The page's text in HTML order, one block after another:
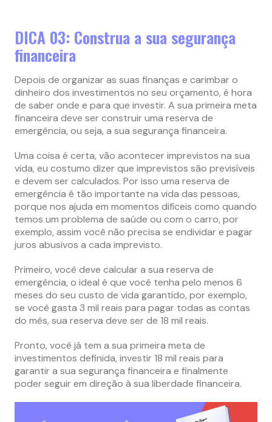
DICA 03: Construa a sua segurança
financeira
Depois de organizar as suas finanças e carimbar o
dinheiro dos investimentos no seu orçamento, é hora
de saber onde e para que investir. A sua primeira meta
financeira deve ser construir uma reserva de
emergência, ou seja, a sua segurança financeira.
Uma coisa é certa, vão acontecer imprevistos na sua
vida, eu costumo dizer que imprevistos são previsíveis
e devem ser calculados. Por isso uma reserva de
emergência é tão importante na vida das pessoas,
porque nos ajuda em momentos difíceis como quando
temos um problema de saúde ou com o carro, por
exemplo, assim você não precisa se endividar e pagar
juros abusivos a cada imprevisto.
Primeiro, você deve calcular a sua reserva de
emergência, o ideal é que você tenha pelo menos 6
meses do seu custo de vida garantido, por exemplo,
se você gasta 3 mil reais para pagar todas as contas
do mês, sua reserva deve ser de 18 mil reais.
Pronto, você já tem a sua primeira meta de
investimentos definida, investir 18 mil reais para
garantir a sua segurança financeira e finalmente
poder seguir em direção à sua liberdade financeira.